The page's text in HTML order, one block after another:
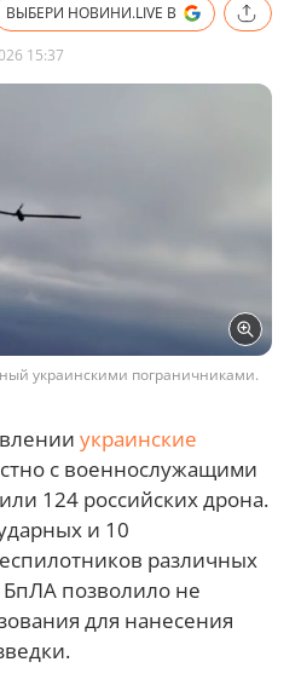
ВЫБЕРИ НОВИНИ.LIVE В
15:37
украинскими пограничниками.
украинские
с военнослужащими
124 российских дрона.
и 10
различных
позволило не
для нанесения